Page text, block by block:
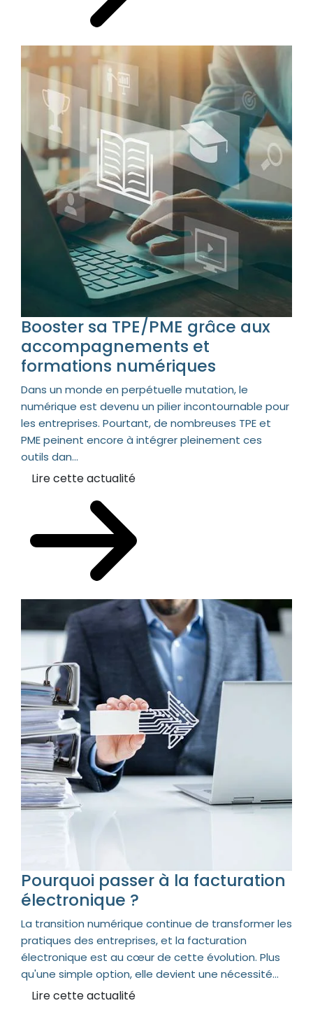
Booster sa TPE/PME grâce aux
accompagnements et
formations numériques
Dans un monde en perpétuelle mutation, le
numérique est devenu un pilier incontournable pour
les entreprises. Pourtant, de nombreuses TPE et
PME peinent encore à intégrer pleinement ces
outils dan...
Lire cette actualité
Pourquoi passer à la facturation
électronique ?
La transition numérique continue de transformer les
pratiques des entreprises, et la facturation
électronique est au cœur de cette évolution. Plus
qu'une simple option, elle devient une nécessité...
Lire cette actualité